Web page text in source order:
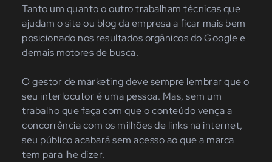
Tanto um quanto o outro trabalham técnicas que
ajudam o site ou blog da empresa a ficar mais bem
posicionado nos resultados orgânicos do Google e
demais motores de busca.
O gestor de marketing deve sempre lembrar que o
seu interlocutor é uma pessoa. Mas, sem um
trabalho que faça com que o conteúdo vença a
concorrência com os milhões de links na internet,
seu público acabará sem acesso ao que a marca
tem para lhe dizer.